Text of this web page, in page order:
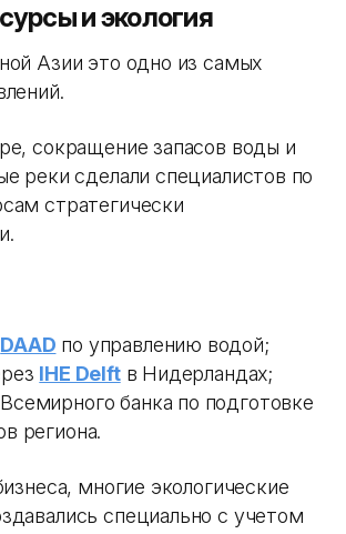
и экология
Азии это одно из самых
сокращение запасов воды и
реки сделали специалистов по
стратегически
DAAD по управлению водой;
IHE Delftв Нидерландах;
банка по подготовке
региона.
многие экологические
специально с учетом